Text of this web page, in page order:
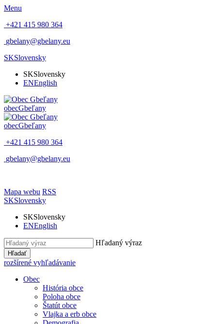
Menu
+421 415 980 364
gbelany@gbelany.eu
SKSlovensky
SKSlovensky
ENEnglish
obecGbeľany
obecGbeľany
+421 415 980 364
gbelany@gbelany.eu
Mapa webu RSS
SKSlovensky
SKSlovensky
ENEnglish
Hľadaný výraz
Hľadať
rozšírené vyhľadávanie
Obec
História obce
Poloha obce
Štatút obce
Vlajka a erb obce